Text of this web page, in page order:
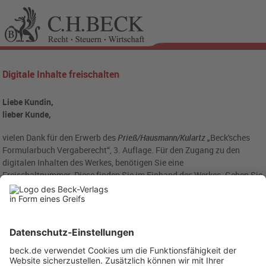
Digitale Inhalte freischalten
Liebe Kundin,
lieber Kunde,
vielen Dank für den Erwerb desPrieß/Hausmann/Kulartz „Beck'sches
Formularbuch Vergaberecht“, 3. Auflage. Für den Zugang zu den
digitalen Inhalten des Werkes, benötigen Sie eine
Freischaltnummer. Diese finden Sie im Einband des Werkes. Geben Sie
die Nummer bitte in das folgende Eingabefeld ein: